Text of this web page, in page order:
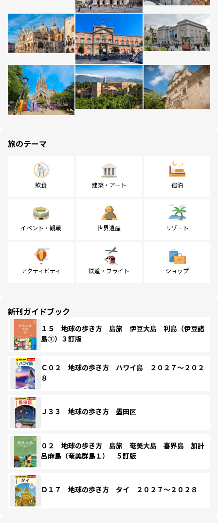
旅のテーマ
飲食 建築・アート 宿泊
イベント・観戦 世界遺産 リゾート
アクティビティ 鉄道・フライト ショップ
新刊ガイドブック
１５ 地球の歩き方 島旅 伊豆大島 利島（伊豆諸
島①）３訂版
Ｃ０２ 地球の歩き方 ハワイ島 ２０２７～２０２
８
Ｊ３３ 地球の歩き方 墨田区
０２ 地球の歩き方 島旅 奄美大島 喜界島 加計
呂麻島（奄美群島１） ５訂版
Ｄ１７ 地球の歩き方 タイ ２０２７～２０２８